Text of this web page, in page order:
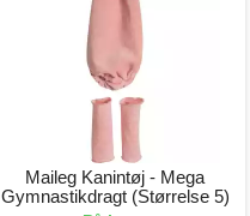
Maileg Kanintøj - Mega
Gymnastikdragt (Størrelse 5)